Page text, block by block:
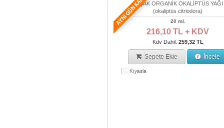
BAŞAK ORGANİK OKALİPTÜS YAĞI
(okaliptüs citriodora)
20 ml.
216,10 TL + KDV
Kdv Dahil: 259,32 TL
Sepete Ekle İncele
Kıyasla